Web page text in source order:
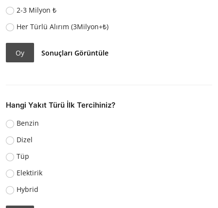
2-3 Milyon ₺
Her Türlü Alırım (3Milyon+₺)
Oy Sonuçları Görüntüle
Hangi Yakıt Türü İlk Tercihiniz?
Benzin
Dizel
Tüp
Elektirik
Hybrid